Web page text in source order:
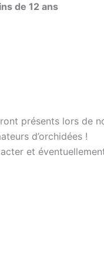
de 12 ans
présents lors de
d’orchidées !
et